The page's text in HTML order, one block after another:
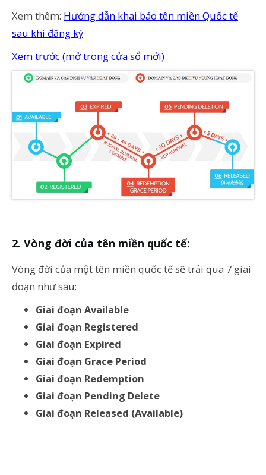
Xem thêm: Hướng dẫn khai báo tên miền Quốc tế
sau khi đăng ký
Xem trước (mở trong cửa sổ mới)
Vòng đời của tên miền quốc tế:
Vòng đời của một tên miền quốc tế sẽ trải qua 7 giai
đoạn như sau:
Giai đoạn Available
Giai đoạn Registered
Giai đoạn Expired
Giai đoạn Grace Period
Giai đoạn Redemption
Giai đoạn Pending Delete
Giai đoạn Released (Available)